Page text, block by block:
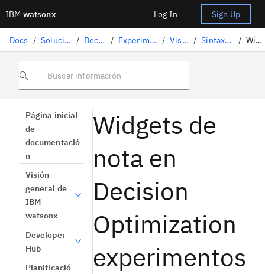
IBM watsonx Log In Sign Up
Docs / Soluciones de ciencia de datos / Decision Optimization / Experimentos de Decision Optimization / Vista Visualización / Sintaxis del widget Visualización / Widgets de nota
Buscar información
Página inicial
de
documentació
n
Visión
general de
IBM
watsonx
Developer
Hub
Planificació
Widgets de
nota en
Decision
Optimization
experimentos